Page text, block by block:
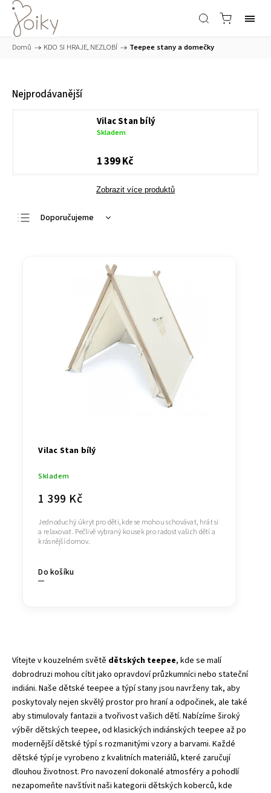
Domů / KDO SI HRAJE, NEZLOBÍ / Teepee stany a domečky
Nejprodávanější
Vilac Stan bílý
Skladem
1 399 Kč
Zobrazit více produktů
Doporučujeme
Vilac Stan bílý
Skladem
1 399 Kč
Do košíku
Jednoduchý úkryt pro děti, kde se mohou schovávat, hrát si
a relaxovat. Pečlivě vybraný kousek pro radost vašich dětí a
krásnější domov.
Vítejte v kouzelném světě dětských teepee, kde se malí
dobrodruzi mohou cítit jako opravdoví průzkumníci nebo stateční
indiáni. Naše dětské teepee a týpí stanyjsou navrženy tak, aby
poskytovaly nejen skvělý prostor pro hraní a odpočinek, ale také
aby stimulovaly fantazii a tvořivost vašich dětí. Nabízíme široký
výběr dětských teepee, od klasických indiánských teepee až po
modernější dětské týpí s rozmanitými vzory a barvami. Každé
dětské týpí je vyrobeno z kvalitních materiálů, které zaručují
dlouhou životnost. Pro navození dokonalé atmosféry a pohodlí
nezapomeňte navštívit naši kategorii dětských koberců, kde